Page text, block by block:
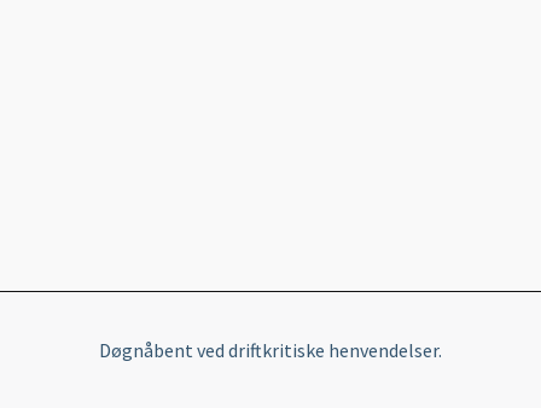
Døgnåbent ved driftkritiske henvendelser.